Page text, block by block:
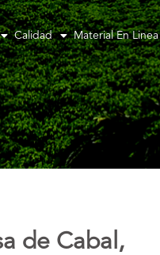
Calidad Material En Linea
de Cabal,